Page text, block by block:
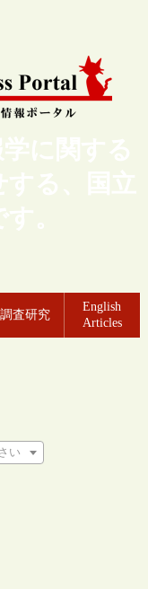
に関する
る、国立
。
調査研究
English
Articles
い